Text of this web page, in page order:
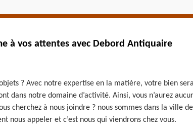
à vos attentes avec Debord Antiquaire
? Avec notre expertise en la matière, votre bien
dans notre domaine d’activité. Ainsi, vous n’aurez
cherchez à nous joindre ? nous sommes dans la ville
nous appeler et c’est nous qui viendrons chez vous.